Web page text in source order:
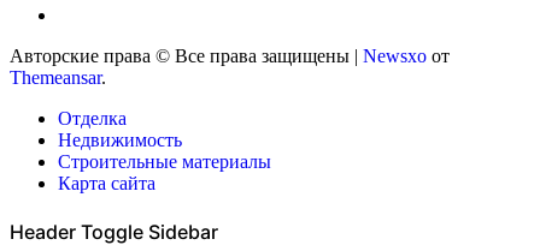
Авторские права © Все права защищены | Newsxo от
Themeansar.
Отделка
Недвижимость
Строительные материалы
Карта сайта
Header Toggle Sidebar